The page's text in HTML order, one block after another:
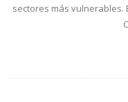
sectores más vulnerables.